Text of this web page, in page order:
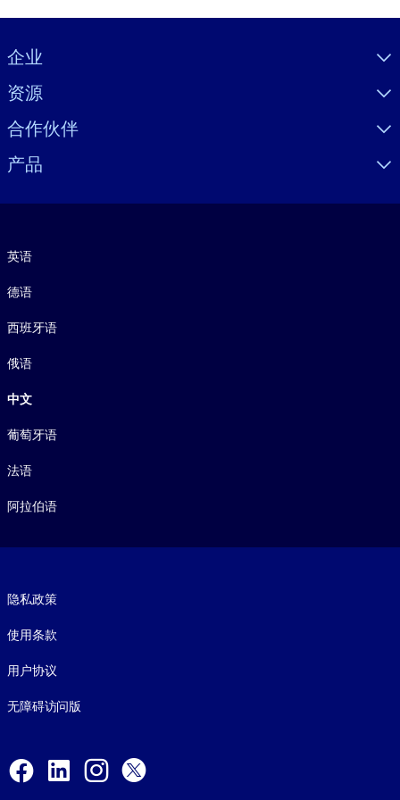
Visually hidden Text
企业
资源
合作伙伴
产品
英语
德语
西班牙语
俄语
中文
葡萄牙语
法语
阿拉伯语
隐私政策
使用条款
用户协议
无障碍访问版
Facebook
LinkedInInstagram